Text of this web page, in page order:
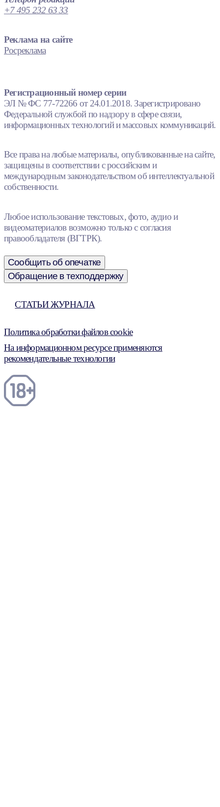
+7 495 232 63 33
Реклама на сайте
Росреклама
Регистрационный номер серии
ЭЛ № ФС 77-72266 от 24.01.2018. Зарегистрировано
Федеральной службой по надзору в сфере связи,
информационных технологий и массовых коммуникаций.
Все права на любые материалы, опубликованные на сайте,
защищены в соответствии с российским и
международным законодательством об интеллектуальной
собственности.
Любое использование текстовых, фото, аудио и
видеоматериалов возможно только с согласия
правообладателя (ВГТРК).
Сообщить об опечатке
Обращение в техподдержку
СТАТЬИ ЖУРНАЛА
Политика обработки файлов cookie
На информационном ресурсе применяются
рекомендательные технологии